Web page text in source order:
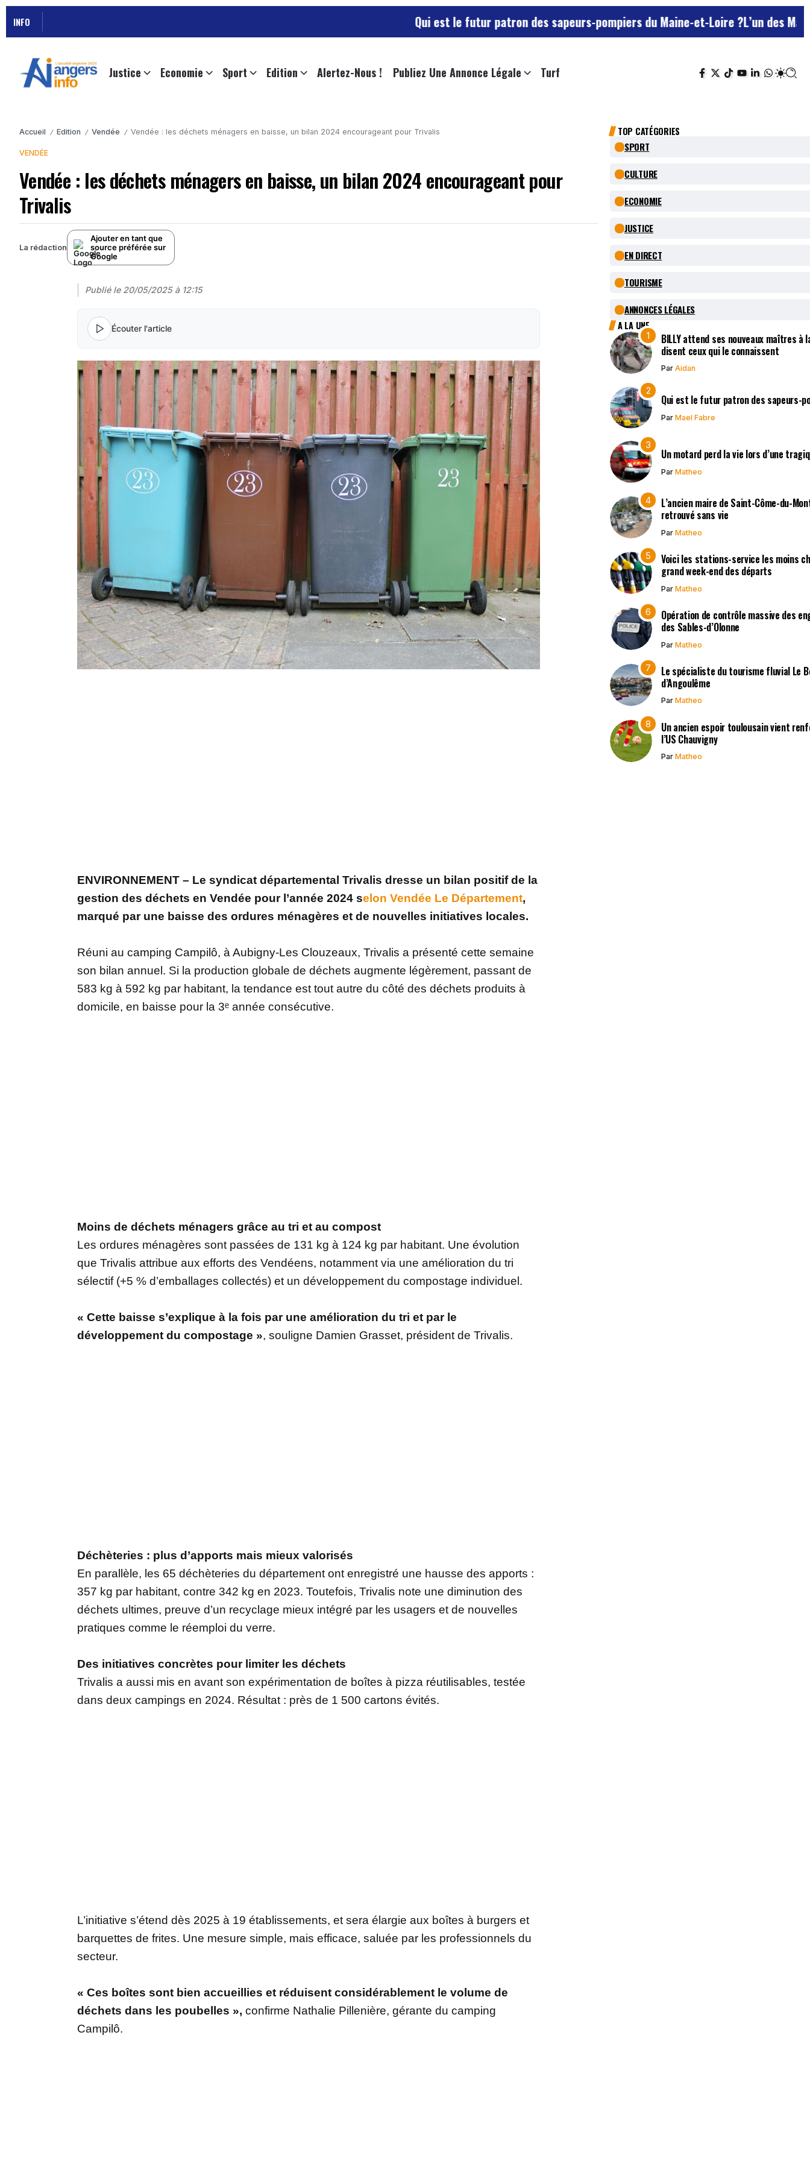
INFO Qui est le futur patron des sapeurs-pompiers du Maine-et-Loire ?L’un des Marseillais
Justice Economie Sport Edition Alertez-Nous ! Publiez Une Annonce Légale Turf
Accueil / Edition / Vendée / Vendée : les déchets ménagers en baisse, un bilan 2024 encourageant pour Trivalis
VENDÉE
Vendée : les déchets ménagers en baisse, un bilan 2024 encourageant pour
Trivalis
La rédaction
Ajouter en tant que
source préférée sur
Google
Publié le 20/05/2025 à 12:15
Écouter l'article
ENVIRONNEMENT – Le syndicat départemental Trivalis dresse un bilan positif de la
gestion des déchets en Vendée pour l’année 2024 selon Vendée Le Département,
marqué par une baisse des ordures ménagères et de nouvelles initiatives locales.
Réuni au camping Campilô, à Aubigny-Les Clouzeaux, Trivalis a présenté cette semaine
son bilan annuel. Si la production globale de déchets augmente légèrement, passant de
583 kg à 592 kg par habitant, la tendance est tout autre du côté des déchets produits à
domicile, en baisse pour la 3ᵉ année consécutive.
Moins de déchets ménagers grâce au tri et au compost
Les ordures ménagères sont passées de 131 kg à 124 kg par habitant. Une évolution
que Trivalis attribue aux efforts des Vendéens, notamment via une amélioration du tri
sélectif (+5 % d’emballages collectés) et un développement du compostage individuel.
« Cette baisse s’explique à la fois par une amélioration du tri et par le
développement du compostage », souligne Damien Grasset, président de Trivalis.
Déchèteries : plus d’apports mais mieux valorisés
En parallèle, les 65 déchèteries du département ont enregistré une hausse des apports :
357 kg par habitant, contre 342 kg en 2023. Toutefois, Trivalis note une diminution des
déchets ultimes, preuve d’un recyclage mieux intégré par les usagers et de nouvelles
pratiques comme le réemploi du verre.
Des initiatives concrètes pour limiter les déchets
Trivalis a aussi mis en avant son expérimentation de boîtes à pizza réutilisables, testée
dans deux campings en 2024. Résultat : près de 1 500 cartons évités.
L’initiative s’étend dès 2025 à 19 établissements, et sera élargie aux boîtes à burgers et
barquettes de frites. Une mesure simple, mais efficace, saluée par les professionnels du
secteur.
« Ces boîtes sont bien accueillies et réduisent considérablement le volume de
déchets dans les poubelles », confirme Nathalie Pillenière, gérante du camping
Campilô.
TOP CATÉGORIES
SPORT
CULTURE
ECONOMIE
JUSTICE
EN DIRECT
TOURISME
ANNONCES LÉGALES
A LA UNE
BILLY attend ses nouveaux maîtres à
disent ceux qui le connaissent
Par Aidan
Qui est le futur patron des sapeurs-
Par Mael Fabre
Un motard perd la vie lors d’une
Par Matheo
L’ancien maire de Saint-Côme-du-
retrouvé sans vie
Par Matheo
Voici les stations-service les moins
grand week-end des départs
Par Matheo
Opération de contrôle massive des
des Sables-d’Olonne
Par Matheo
Le spécialiste du tourisme fluvial Le
d’Angoulême
Par Matheo
Un ancien espoir toulousain vient
l’US Chauvigny
Par Matheo